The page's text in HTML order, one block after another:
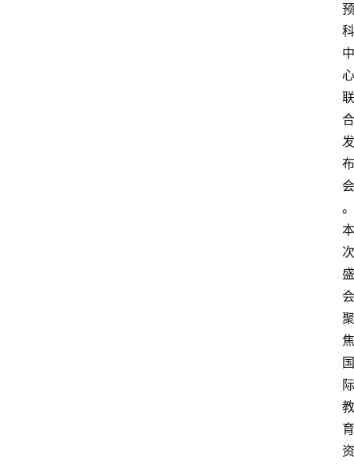
预
科
中
心
联
合
发
布
会
。
本
次
盛
会
聚
焦
国
际
教
育
资